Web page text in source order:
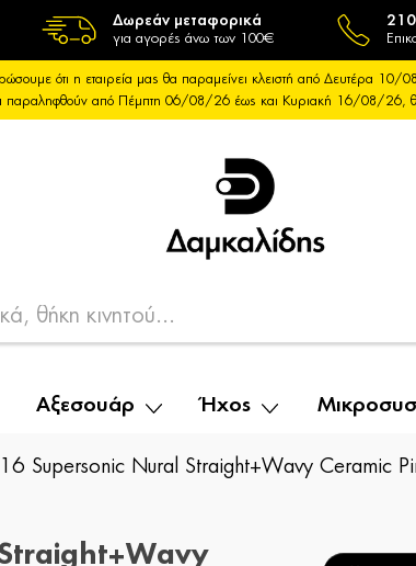
Δωρεάν μεταφορικά
για αγορές άνω των 100€
ότι η εταιρεία μας θα παραμείνει κλειστή από Δευτέρα
παραληφθούν από Πέμπτη 06/08/26 έως και Κυριακή 16/08/26,
Αξεσουάρ Ήχος
Supersonic Nural Straight+Wavy Ceramic